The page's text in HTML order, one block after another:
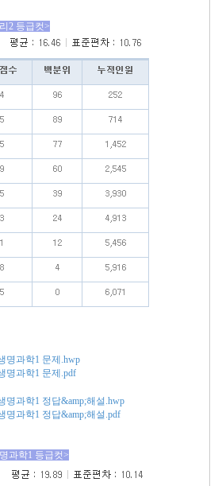
2 등급컷>
명과학1 문제.hwp
명과학1 문제.pdf
명과학1 정답&amp;해설.hwp
명과학1 정답&amp;해설.pdf
과학1 등급컷>